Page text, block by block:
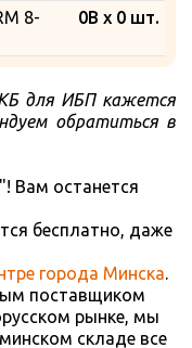
0В x 0 шт.
8-
для ИБП кажется
обратиться в
Вам останется
бесплатно, даже
города Минска.
поставщиком
рынке, мы
складе все